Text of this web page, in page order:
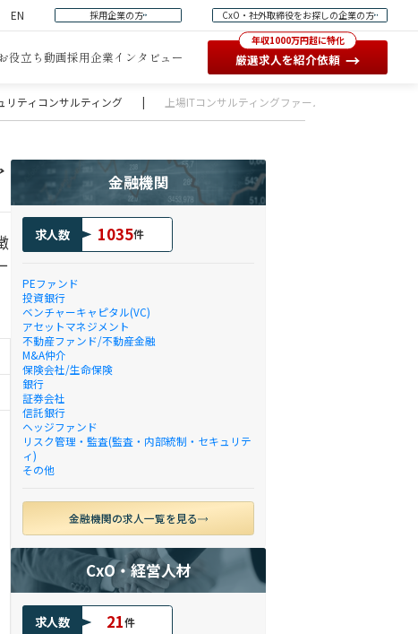
EN 採用企業の方 CxO・社外取締役をお探しの企業の方
役立ち動画採用企業インタビュー
年収1000万円超に特化
厳選求人を紹介依頼 →
リティコンサルティング | 上場ITコンサルティングファームでのソフトウェア
金融機関
求人数 1035件
PEファンド
投資銀行
ベンチャーキャピタル(VC)
アセットマネジメント
不動産ファンド/不動産金融
M&A仲介
保険会社/生命保険
銀行
証券会社
信託銀行
ヘッジファンド
リスク管理・監査(監査・内部統制・セキュリテ
ィ)
その他
金融機関の求人一覧を見る
CxO・経営人材
求人数 21件